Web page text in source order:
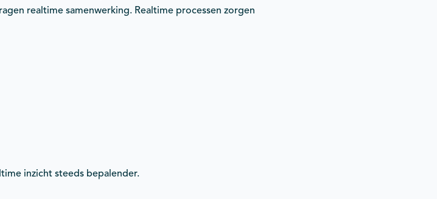
realtime samenwerking. Realtime processen zorgen
inzicht steeds bepalender.